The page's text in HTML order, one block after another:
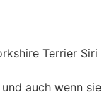
Terrier Siri
auch wenn sie